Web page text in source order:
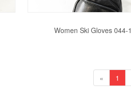
Women Ski Gloves 044-1
« 1